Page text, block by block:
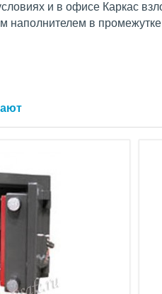
и в офисе Каркас
наполнителем в